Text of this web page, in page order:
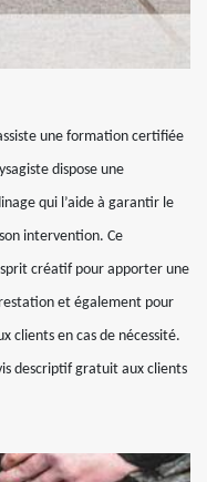
une formation certifiée
dispose une
qui l’aide à garantir le
intervention. Ce
créatif pour apporter une
et également pour
clients en cas de nécessité.
descriptif gratuit aux clients